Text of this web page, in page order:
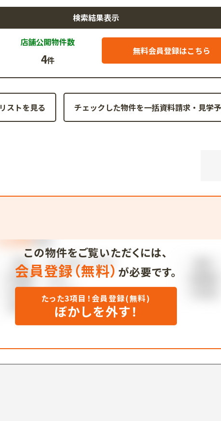
検索結果表示
店舗公開物件数
4件
無料会員登録はこちら
ストを見る
この物件をご覧いただくには、
会員登録（無料） が必要です。
たった3項目！会員登録(無料)
ぼかしを外す！